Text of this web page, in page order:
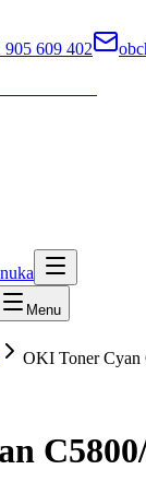
905 609 402
Menu
OKI Toner Cyan